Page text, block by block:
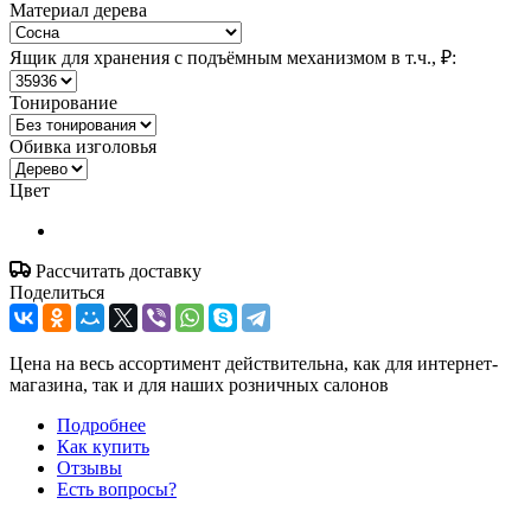
Материал дерева
Ящик для хранения с подъёмным механизмом в т.ч., ₽:
Тонирование
Обивка изголовья
Цвет
Рассчитать доставку
Поделиться
Цена на весь ассортимент действительна, как для интернет-
магазина, так и для наших розничных салонов
Подробнее
Как купить
Отзывы
Есть вопросы?